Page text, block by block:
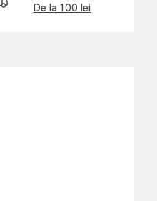
De la 100 lei